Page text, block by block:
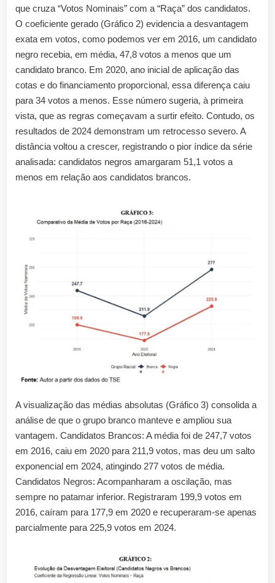
que cruza “Votos Nominais” com a “Raça” dos candidatos.
O coeficiente gerado (Gráfico 2) evidencia a desvantagem
exata em votos, como podemos ver em 2016, um candidato
negro recebia, em média, 47,8 votos a menos que um
candidato branco. Em 2020, ano inicial de aplicação das
cotas e do financiamento proporcional, essa diferença caiu
para 34 votos a menos. Esse número sugeria, à primeira
vista, que as regras começavam a surtir efeito. Contudo, os
resultados de 2024 demonstram um retrocesso severo. A
distância voltou a crescer, registrando o pior índice da série
analisada: candidatos negros amargaram 51,1 votos a
menos em relação aos candidatos brancos.
A visualização das médias absolutas (Gráfico 3) consolida a
análise de que o grupo branco manteve e ampliou sua
vantagem. Candidatos Brancos: A média foi de 247,7 votos
em 2016, caiu em 2020 para 211,9 votos, mas deu um salto
exponencial em 2024, atingindo 277 votos de média.
Candidatos Negros: Acompanharam a oscilação, mas
sempre no patamar inferior. Registraram 199,9 votos em
2016, caíram para 177,9 em 2020 e recuperaram-se apenas
parcialmente para 225,9 votos em 2024.